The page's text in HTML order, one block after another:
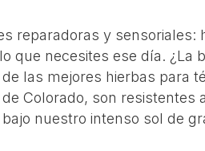
reparadoras y sensoriales:
que necesites ese día. ¿La
las mejores hierbas para
Colorado, son resistentes
nuestro intenso sol de